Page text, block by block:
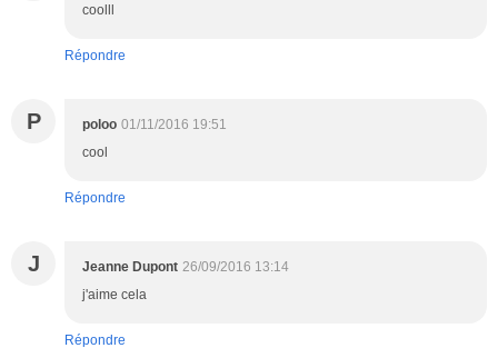
coolll
Répondre
P poloo 01/11/2016 19:51
cool
Répondre
J Jeanne Dupont 26/09/2016 13:14
j'aime cela
Répondre